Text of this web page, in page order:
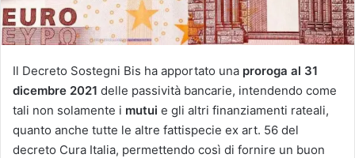
Il Decreto Sostegni Bis ha apportato una proroga al 31
dicembre 2021 delle passività bancarie, intendendo come
tali non solamente i mutui e gli altri finanziamenti rateali,
quanto anche tutte le altre fattispecie ex art. 56 del
decreto Cura Italia, permettendo così di fornire un buon